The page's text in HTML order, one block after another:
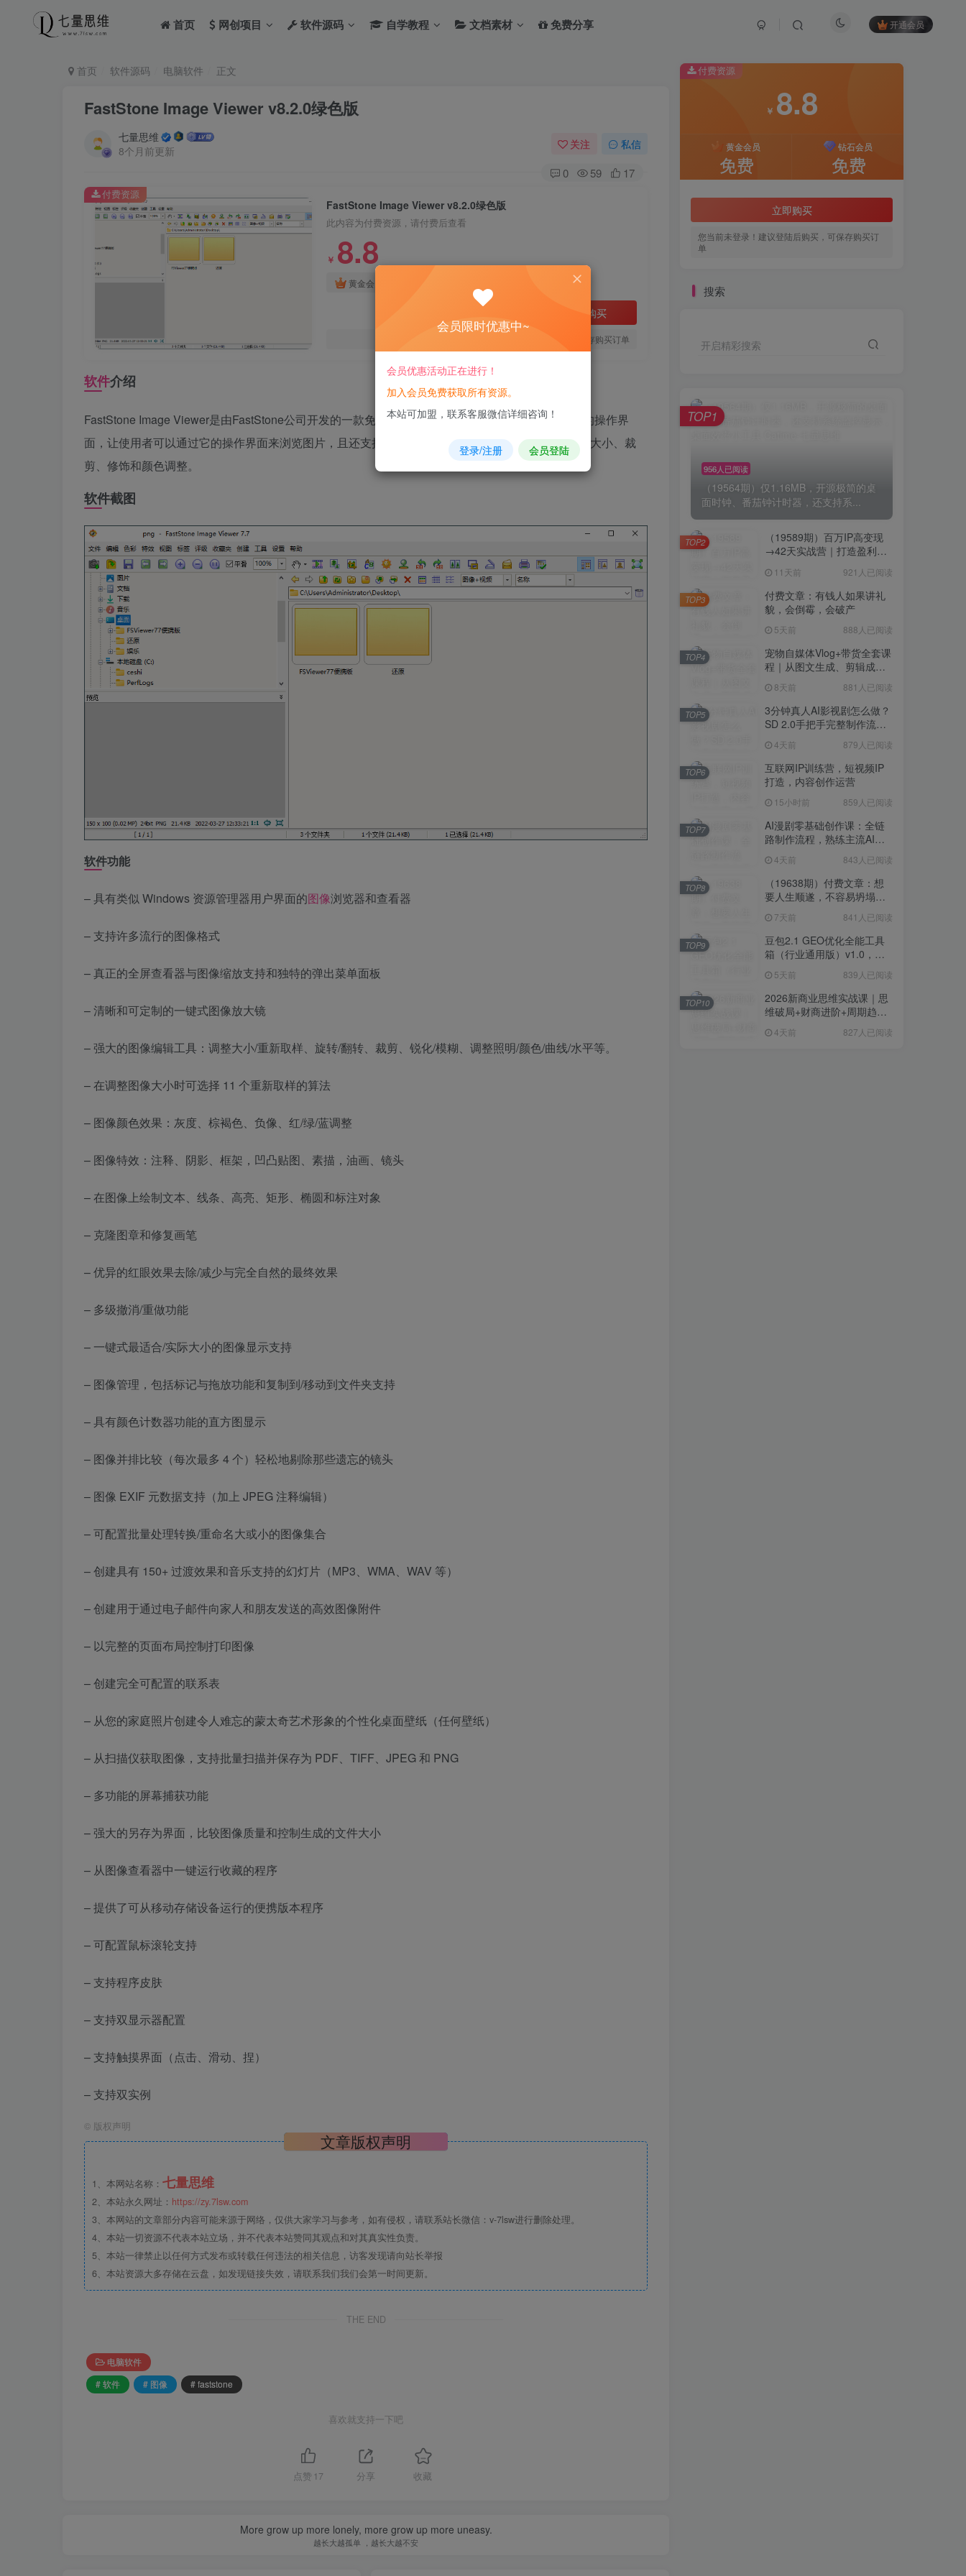
首页 网创项目 软件源码 自学教程 文档素材 免费分享 开通会员
首页 软件源码 电脑软件 正文
FastStone Image Viewer v8.2.0绿色版
七量思维
8个月前更新
关注 私信
0 59 17
FastStone Image Viewer v8.2.0绿色版
此内容为付费资源，请付费后查看
￥ 8.8
黄金会员
立即购买
您当前未登录！建议登陆后购买，可保存购买订单
付费资源
软件介绍
FastStone Image Viewer是由FastStone公司开发的一款免费且小巧的看图软件，它提供使用者方便的操作界
面，让使用者可以通过它的操作界面来浏览图片，且还支持了连续播放的功能，发送电子邮件、调整大小、裁
剪、修饰和颜色调整。
软件截图
软件功能
– 具有类似 Windows 资源管理器用户界面的图像浏览器和查看器
– 支持许多流行的图像格式
– 真正的全屏查看器与图像缩放支持和独特的弹出菜单面板
– 清晰和可定制的一键式图像放大镜
– 强大的图像编辑工具：调整大小/重新取样、旋转/翻转、裁剪、锐化/模糊、调整照明/颜色/曲线/水平等。
– 在调整图像大小时可选择 11 个重新取样的算法
– 图像颜色效果：灰度、棕褐色、负像、红/绿/蓝调整
– 图像特效：注释、阴影、框架，凹凸贴图、素描，油画、镜头
– 在图像上绘制文本、线条、高亮、矩形、椭圆和标注对象
– 克隆图章和修复画笔
– 优异的红眼效果去除/减少与完全自然的最终效果
– 多级撤消/重做功能
– 一键式最适合/实际大小的图像显示支持
– 图像管理，包括标记与拖放功能和复制到/移动到文件夹支持
– 具有颜色计数器功能的直方图显示
– 图像并排比较（每次最多 4 个）轻松地剔除那些遗忘的镜头
– 图像 EXIF 元数据支持（加上 JPEG 注释编辑）
– 可配置批量处理转换/重命名大或小的图像集合
– 创建具有 150+ 过渡效果和音乐支持的幻灯片（MP3、WMA、WAV 等）
– 创建用于通过电子邮件向家人和朋友发送的高效图像附件
– 以完整的页面布局控制打印图像
– 创建完全可配置的联系表
– 从您的家庭照片创建令人难忘的蒙太奇艺术形象的个性化桌面壁纸（任何壁纸）
– 从扫描仪获取图像，支持批量扫描并保存为 PDF、TIFF、JPEG 和 PNG
– 多功能的屏幕捕获功能
– 强大的另存为界面，比较图像质量和控制生成的文件大小
– 从图像查看器中一键运行收藏的程序
– 提供了可从移动存储设备运行的便携版本程序
– 可配置鼠标滚轮支持
– 支持程序皮肤
– 支持双显示器配置
– 支持触摸界面（点击、滑动、捏）
– 支持双实例
© 版权声明
文章版权声明
1、本网站名称： 七量思维
2、本站永久网址： https://zy.7lsw.com
3、本网站的文章部分内容可能来源于网络，仅供大家学习与参考，如有侵权，请联系站长微信：v-7lsw进行删除处理。
4、本站一切资源不代表本站立场，并不代表本站赞同其观点和对其真实性负责。
5、本站一律禁止以任何方式发布或转载任何违法的相关信息，访客发现请向站长举报
6、本站资源大多存储在云盘，如发现链接失效，请联系我们我们会第一时间更新。
THE END
电脑软件
# 软件
# 图像 # faststone
喜欢就支持一下吧
点赞 17 分享 收藏
More grow up more lonely, more grow up more uneasy.
越长大越孤单 ，越长大越不安
付费资源
￥ 8.8
黄金会员
免费
钻石会员
免费
立即购买
您当前未登录！建议登陆后购买，可保存购买订
单
搜索
开启精彩搜索
956人已阅读
（19564期）仅1.16MB，开源极简的桌
面时钟、番茄钟计时器，还支持系...
TOP1
（19589期）百万IP高变现
→42天实战营｜打造盈利赚
域转化批量成交积累客户案
例
11天前 921人已阅读
TOP2
付费文章：有钱人如果讲礼
貌，会倒霉，会破产
5天前 888人已阅读
TOP3
宠物自媒体Vlog+带货全套课
程｜从图文生成、剪辑成片
8天前 881人已阅读
TOP4
3分钟真人AI影视剧怎么做？
SD 2.0手把手完整制作流程
无限生成
4天前 879人已阅读
TOP5
互联网IP训练营，短视频IP
打造，内容创作运营
15小时前 859人已阅读
TOP6
AI漫剧零基础创作课：全链
路制作流程，熟练主流AI工
4天前 843人已阅读
TOP7
（19638期）付费文章：想
要人生顺遂，不容易坍塌，
7天前 841人已阅读
TOP8
豆包2.1 GEO优化全能工具
箱（行业通用版）v1.0，会
景 5天前 839人已阅读
TOP9
2026新商业思维实战课｜思
维破局+财商进阶+周期趋势
度解析全体系
4天前 827人已阅读
TOP10
会员限时优惠中~
会员优惠活动正在进行！
加入会员免费获取所有资源。
本站可加盟，联系客服微信详细咨询！
登录/注册 会员登陆